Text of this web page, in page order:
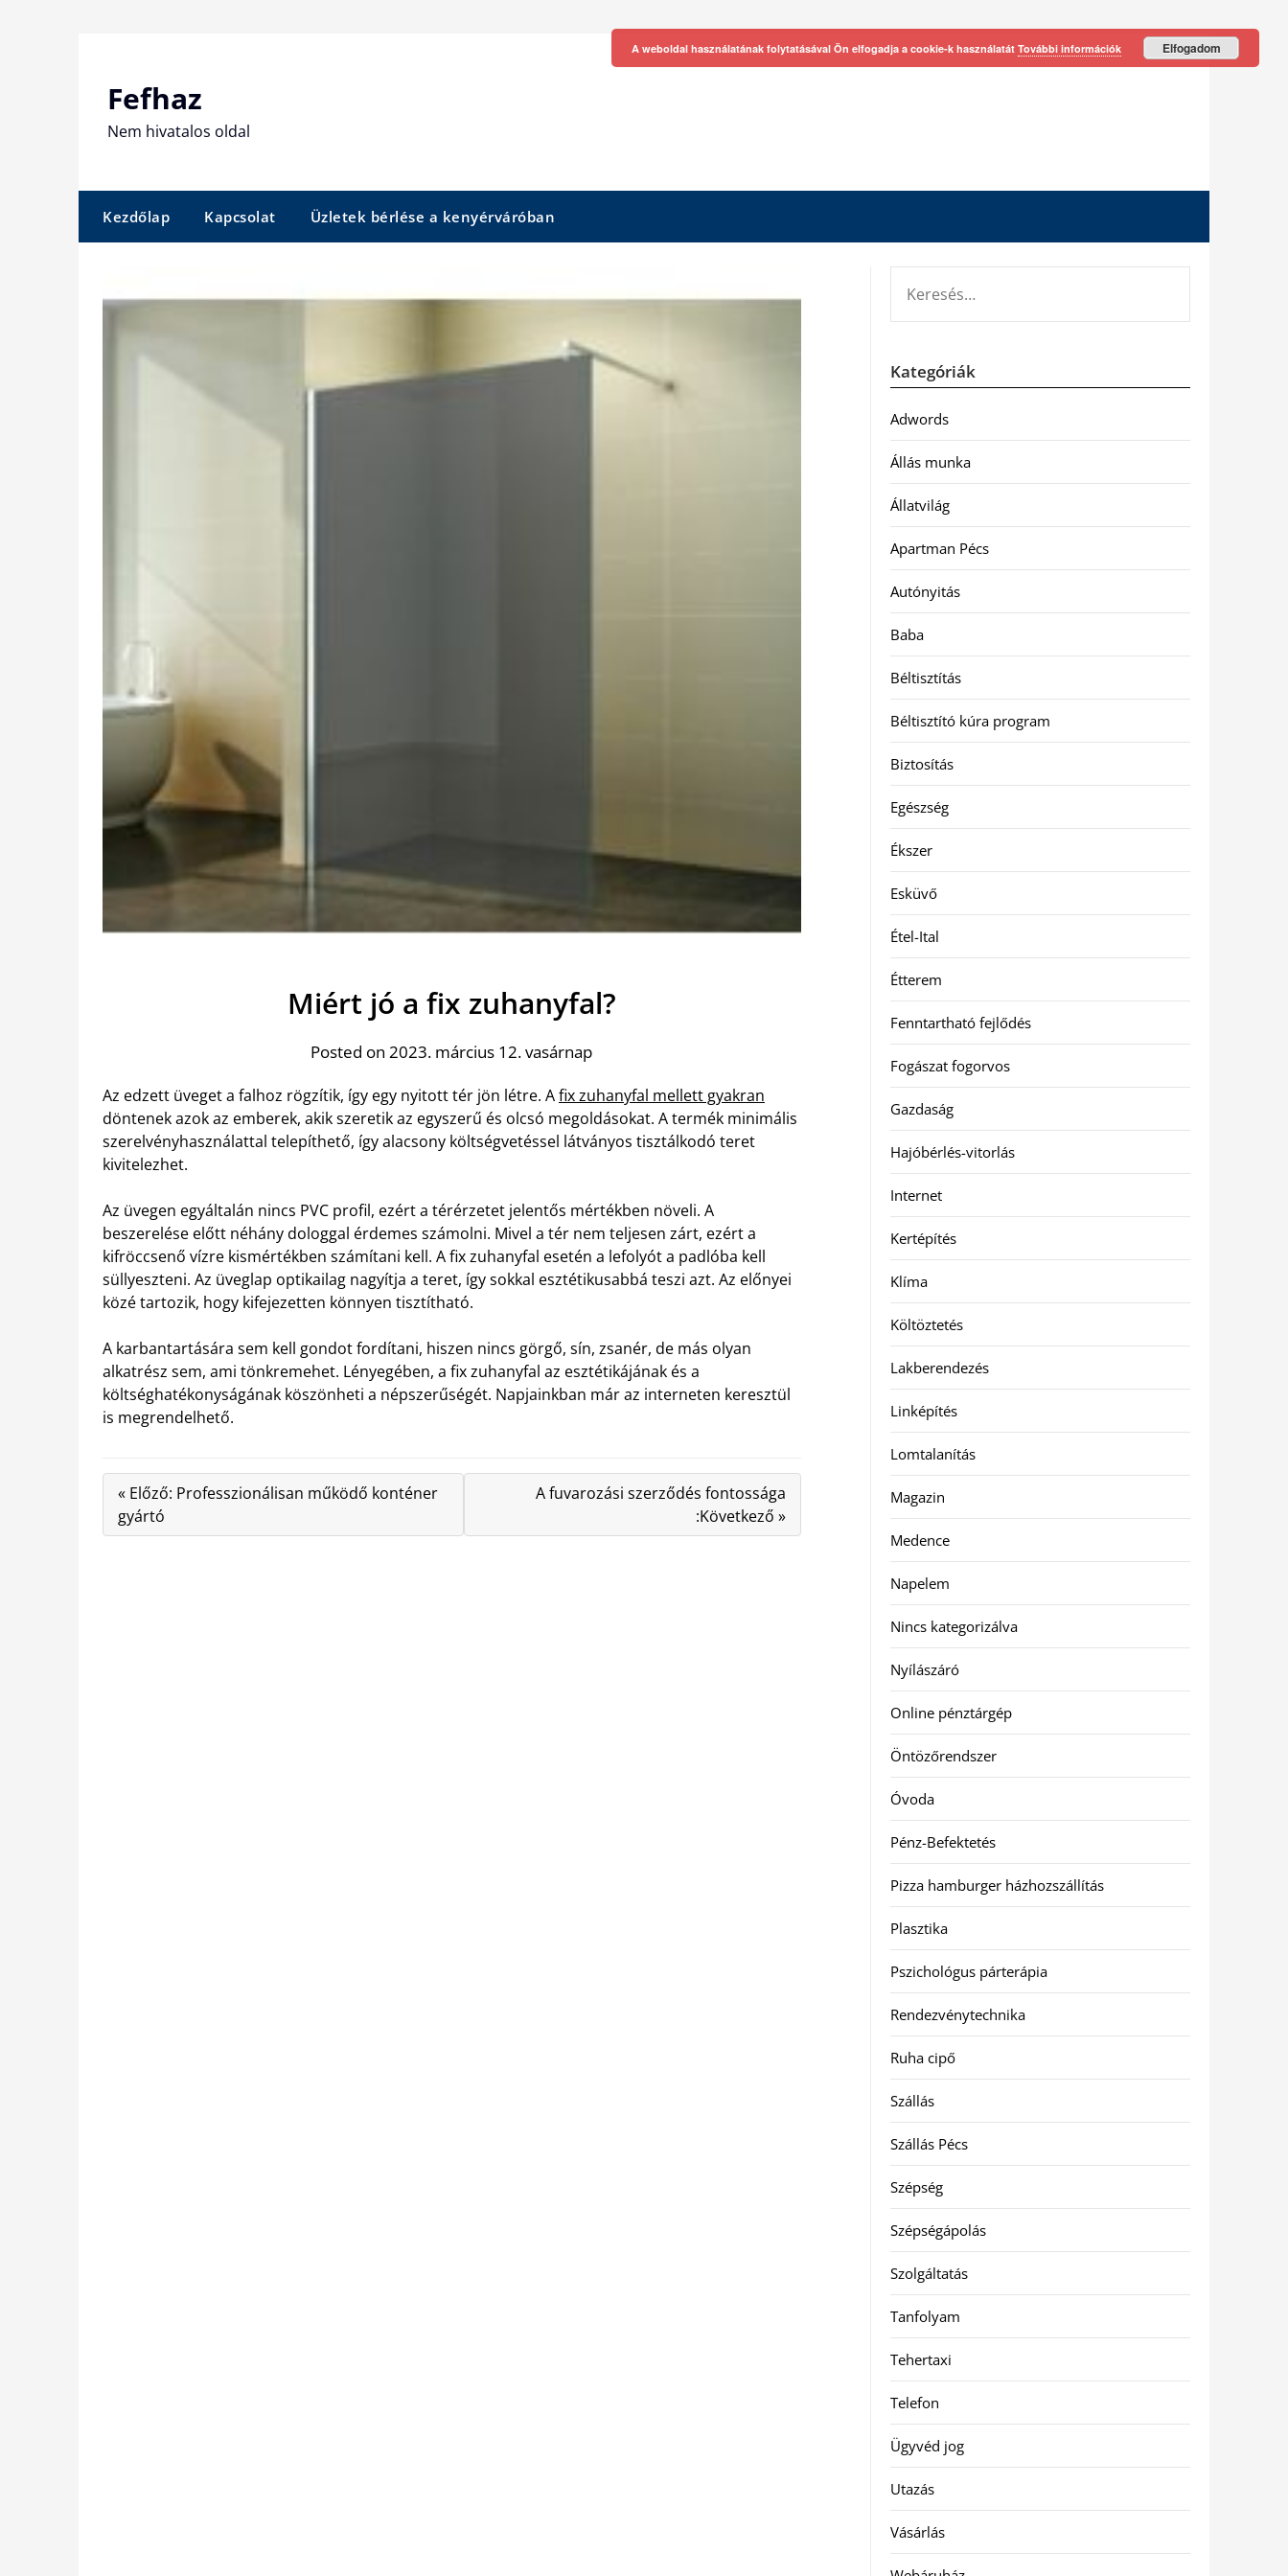
Fefhaz
Nem hivatalos oldal
Kezdőlap Kapcsolat Üzletek bérlése a kenyérváróban
Miért jó a fix zuhanyfal?
Posted on 2023. március 12. vasárnap
Az edzett üveget a falhoz rögzítik, így egy nyitott tér jön létre. Afix zuhanyfal mellett gyakran
döntenek azok az emberek, akik szeretik az egyszerű és olcsó megoldásokat. A termék minimális
szerelvényhasználattal telepíthető, így alacsony költségvetéssel látványos tisztálkodó teret
kivitelezhet.
Az üvegen egyáltalán nincs PVC profil, ezért a térérzetet jelentős mértékben növeli. A
beszerelése előtt néhány dologgal érdemes számolni. Mivel a tér nem teljesen zárt, ezért a
kifröccsenő vízre kismértékben számítani kell. A fix zuhanyfal esetén a lefolyót a padlóba kell
süllyeszteni. Az üveglap optikailag nagyítja a teret, így sokkal esztétikusabbá teszi azt. Az előnyei
közé tartozik, hogy kifejezetten könnyen tisztítható.
A karbantartására sem kell gondot fordítani, hiszen nincs görgő, sín, zsanér, de más olyan
alkatrész sem, ami tönkremehet. Lényegében, a fix zuhanyfal az esztétikájának és a
költséghatékonyságának köszönheti a népszerűségét. Napjainkban már az interneten keresztül
is megrendelhető.
« Előző: Professzionálisan működő konténer
gyártó
A fuvarozási szerződés fontossága
:Következő »
Kategóriák
Adwords
Állás munka
Állatvilág
Apartman Pécs
Autónyitás
Baba
Béltisztítás
Béltisztító kúra program
Biztosítás
Egészség
Ékszer
Esküvő
Étel-Ital
Étterem
Fenntartható fejlődés
Fogászat fogorvos
Gazdaság
Hajóbérlés-vitorlás
Internet
Kertépítés
Klíma
Költöztetés
Lakberendezés
Linképítés
Lomtalanítás
Magazin
Medence
Napelem
Nincs kategorizálva
Nyílászáró
Online pénztárgép
Öntözőrendszer
Óvoda
Pénz-Befektetés
Pizza hamburger házhozszállítás
Plasztika
Pszichológus párterápia
Rendezvénytechnika
Ruha cipő
Szállás
Szállás Pécs
Szépség
Szépségápolás
Szolgáltatás
Tanfolyam
Tehertaxi
Telefon
Ügyvéd jog
Utazás
Vásárlás
A weboldal használatának folytatásával Ön elfogadja a cookie-k használatát További információk Elfogadom